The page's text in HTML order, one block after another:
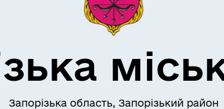
ПРО МІСТО
Запорізька область, Запорізький район